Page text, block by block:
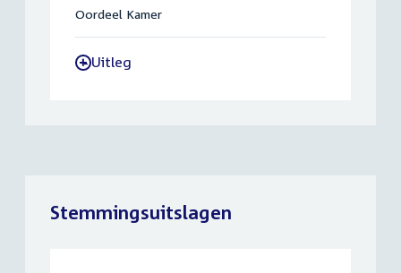
Oordeel Kamer
-Uitleg
Stemmingsuitslagen